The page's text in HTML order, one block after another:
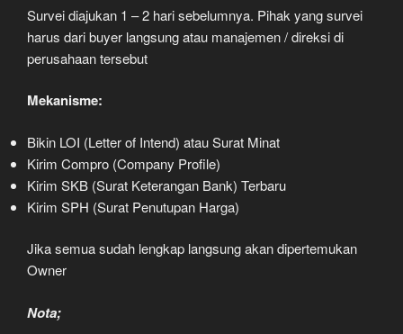
Survei diajukan 1 – 2 hari sebelumnya. Pihak yang survei
harus dari buyer langsung atau manajemen / direksi di
perusahaan tersebut
Mekanisme:
Bikin LOI (Letter of Intend) atau Surat Minat
Kirim Compro (Company Profile)
Kirim SKB (Surat Keterangan Bank) Terbaru
Kirim SPH (Surat Penutupan Harga)
Jika semua sudah lengkap langsung akan dipertemukan
Owner
Nota;